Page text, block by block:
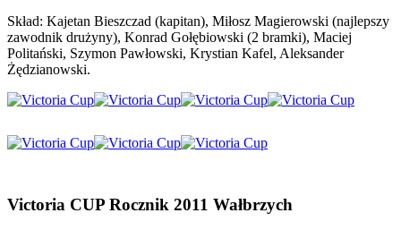
Skład: Kajetan Bieszczad (kapitan), Miłosz Magierowski (najlepszy
zawodnik drużyny), Konrad Gołębiowski (2 bramki), Maciej
Politański, Szymon Pawłowski, Krystian Kafel, Aleksander
Żędzianowski.
Victoria CUP Rocznik 2011 Wałbrzych